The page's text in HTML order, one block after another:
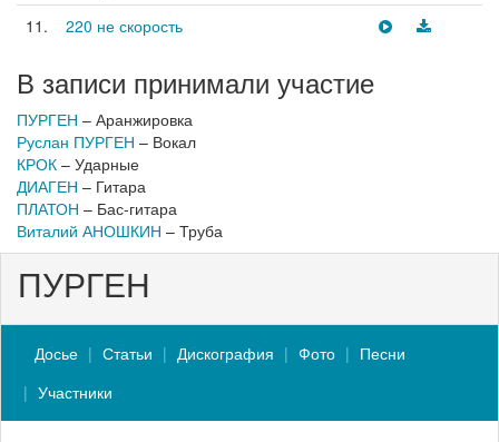
11.
220 не скорость
В записи принимали участие
ПУРГЕН – Аранжировка
Руслан ПУРГЕН – Вокал
КРОК – Ударные
ДИАГЕН – Гитара
ПЛАТОН – Бас-гитара
Виталий АНОШКИН – Труба
ПУРГЕН
Досье Статьи Дискография Фото
Песни
Участники